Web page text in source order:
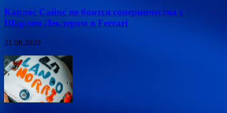
Карлос Сайнс не боится соперничества с
Шарлем Леклером в Ferrari
21.08.2020